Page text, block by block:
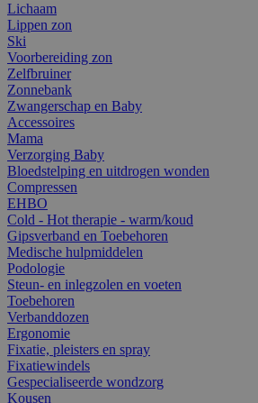
Lichaam
Lippen zon
Ski
Voorbereiding zon
Zelfbruiner
Zonnebank
Zwangerschap en Baby
Accessoires
Mama
Verzorging Baby
Bloedstelping en uitdrogen wonden
Compressen
EHBO
Cold - Hot therapie - warm/koud
Gipsverband en Toebehoren
Medische hulpmiddelen
Podologie
Steun- en inlegzolen en voeten
Toebehoren
Verbanddozen
Ergonomie
Fixatie, pleisters en spray
Fixatiewindels
Gespecialiseerde wondzorg
Kousen